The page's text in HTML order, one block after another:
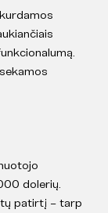
dolerių.
patirtį – tarp